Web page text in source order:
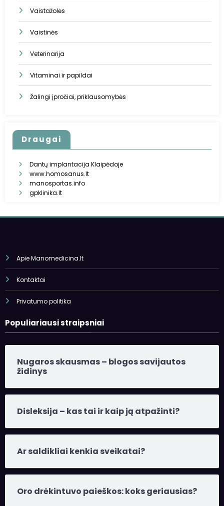
Vaistažolės
Vaistinės
Veterinarija
Vitaminai ir papildai
Žalingi įpročiai, priklausomybės
Draugai
Dantų implantacija Klaipėdoje
www.homosanus.lt
manosportas.info
gpklinika.lt
Apie Manomedicina.lt
Kontaktai
Privatumo politika
Populiariausi straipsniai
Nugaros skausmas – blogos savijautos
židinys
Disleksija – kas tai ir kaip ją atpažinti?
Ar saldikliai kenkia sveikatai?
Oro drėkintuvo paieškos: koks geriausias?